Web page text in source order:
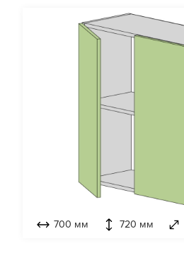
700 мм 720 мм